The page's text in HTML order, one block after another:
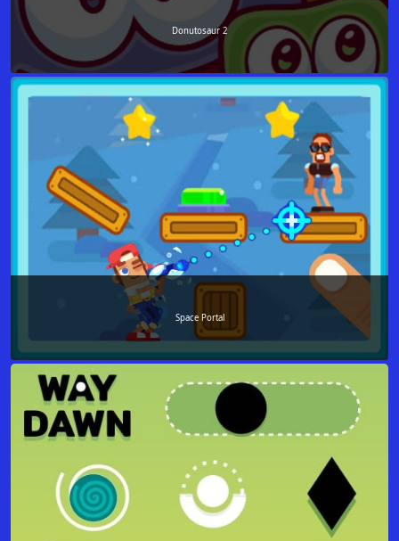
Donutosaur 2
Space Portal